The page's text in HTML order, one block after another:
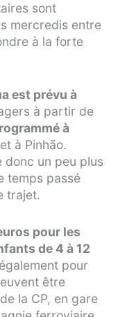
sont
mercredis entre
à la forte
est prévu à
à partir de
à
à Pinhão.
donc un peu plus
temps passé
trajet.
pour les
de 4 à 12
pour
être
la CP, en gare